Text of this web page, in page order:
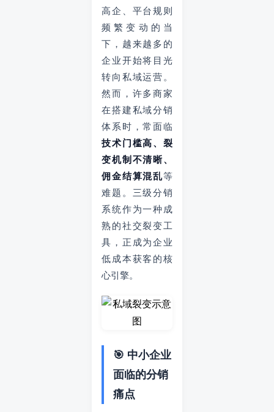
高企、平台规则
频繁变动的当
下，越来越多的
企业开始将目光
转向私域运营。
然而，许多商家
在搭建私域分销
体系时，常面临
技术门槛高、裂
变机制不清晰、
佣金结算混乱等
难题。三级分销
系统作为一种成
熟的社交裂变工
具，正成为企业
低成本获客的核
心引擎。
🎯 中小企业
面临的分销
痛点